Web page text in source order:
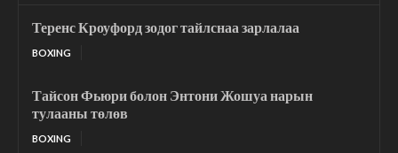
Теренс Кроуфорд зодог тайлснаа зарлалаа
BOXING
Тайсон Фьюри болон Энтони Жошуа нарын
тулааны төлөв
BOXING